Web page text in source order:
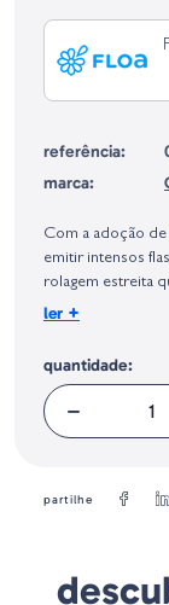
referência:
marca:
Europeia, dos
Geral sobre a
Com a adoção
emitir intensos
rolagem estreita
a área produtiva,
com
irregulares, ou
ação
basses e lúcios
Peso: 4,7gr
Profundidade:
ler +
quantidade:
partilhe